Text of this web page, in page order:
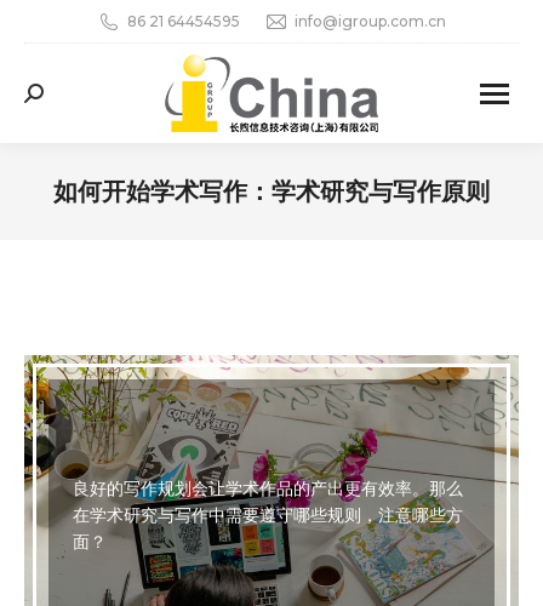
86 21 64454595 info@igroup.com.cn
Search:
如何开始学术写作：学术研究与写作原则
良好的写作规划会让学术作品的产出更有效率。那么
在学术研究与写作中需要遵守哪些规则，注意哪些方
面？